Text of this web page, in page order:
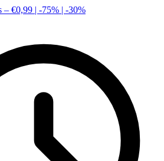
– €0,99 | -75% | -30%